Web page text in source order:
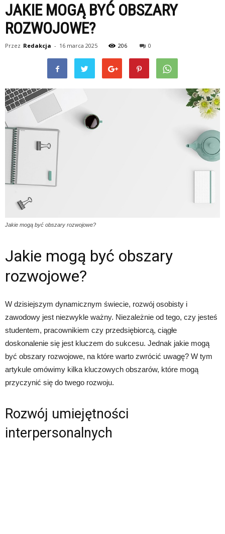
JAKIE MOGĄ BYĆ OBSZARY
ROZWOJOWE?
Przez Redakcja - 16 marca 2025 206 0
Jakie mogą być obszary rozwojowe?
Jakie mogą być obszary
rozwojowe?
W dzisiejszym dynamicznym świecie, rozwój osobisty i
zawodowy jest niezwykle ważny. Niezależnie od tego, czy jesteś
studentem, pracownikiem czy przedsiębiorcą, ciągłe
doskonalenie się jest kluczem do sukcesu. Jednak jakie mogą
być obszary rozwojowe, na które warto zwrócić uwagę? W tym
artykule omówimy kilka kluczowych obszarów, które mogą
przyczynić się do twego rozwoju.
Rozwój umiejętności
interpersonalnych